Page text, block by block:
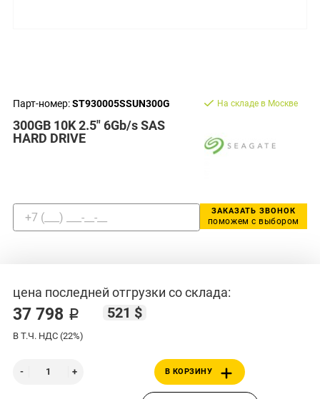
Парт-номер:ST930005SSUN300G
300GB 10K 2.5" 6Gb/s SAS
HARD DRIVE
На складе в Москве
ЗАКАЗАТЬ ЗВОНОК
поможем с выбором
цена последней отгрузки со склада:
37 798 ₽ 521 $
В Т.Ч. НДС (22%)
В КОРЗИНУ